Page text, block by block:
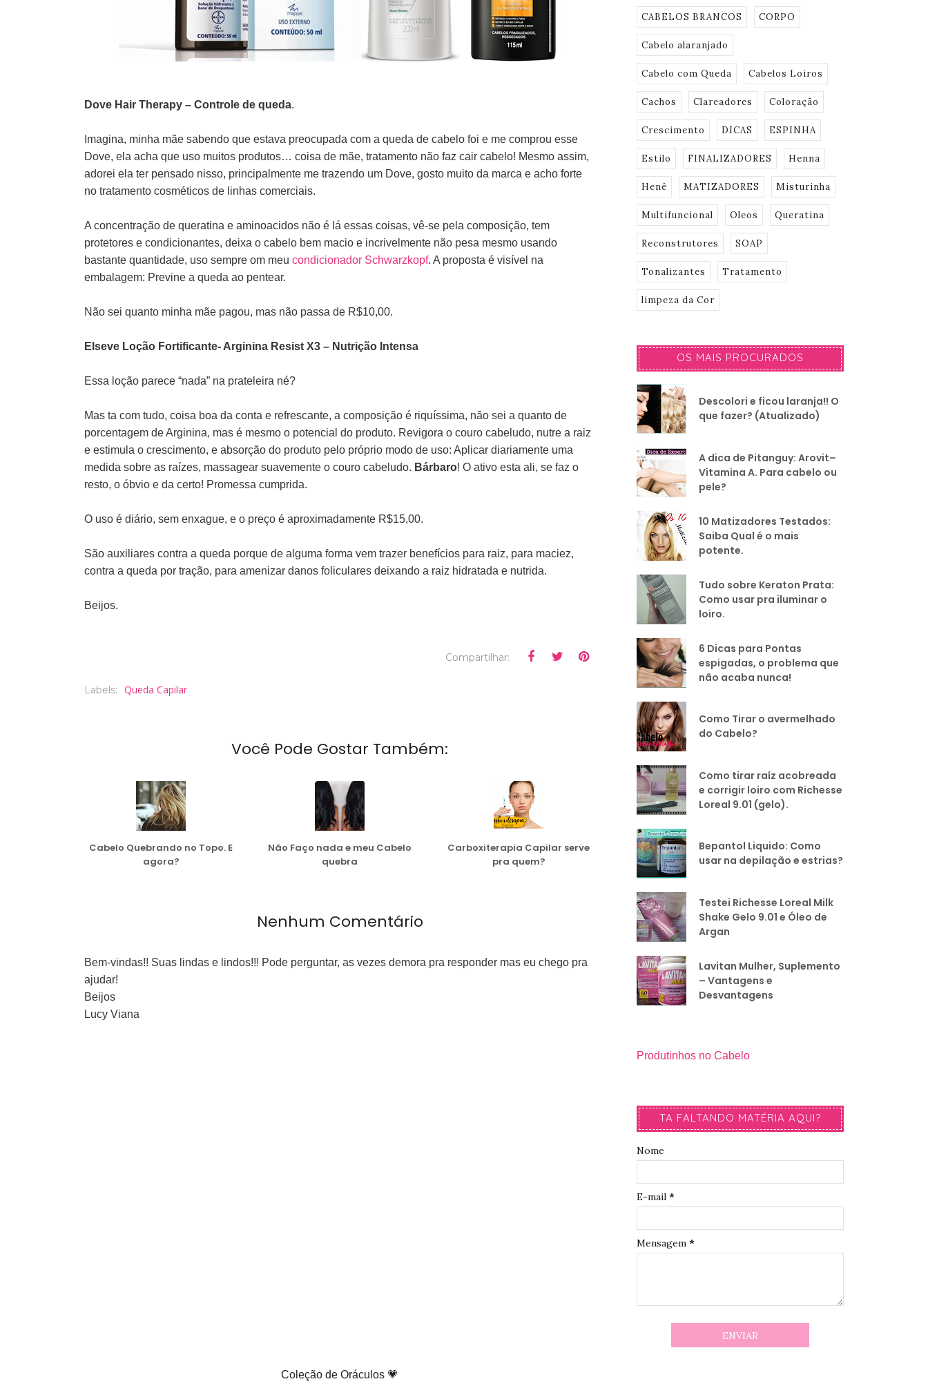
Dove Hair Therapy – Controle de queda.
Imagina, minha mãe sabendo que estava preocupada com a queda de cabelo foi e me comprou esse
Dove, ela acha que uso muitos produtos… coisa de mãe, tratamento não faz cair cabelo! Mesmo assim,
adorei ela ter pensado nisso, principalmente me trazendo um Dove, gosto muito da marca e acho forte
no tratamento cosméticos de linhas comerciais.
A concentração de queratina e aminoacidos não é lá essas coisas, vê-se pela composição, tem
protetores e condicionantes, deixa o cabelo bem macio e incrivelmente não pesa mesmo usando
bastante quantidade, uso sempre om meu condicionador Schwarzkopf. A proposta é visível na
embalagem: Previne a queda ao pentear.
Não sei quanto minha mãe pagou, mas não passa de R$10,00.
Elseve Loção Fortificante- Arginina Resist X3 – Nutrição Intensa
Essa loção parece “nada” na prateleira né?
Mas ta com tudo, coisa boa da conta e refrescante, a composição é riquíssima, não sei a quanto de
porcentagem de Arginina, mas é mesmo o potencial do produto. Revigora o couro cabeludo, nutre a raiz
e estimula o crescimento, e absorção do produto pelo próprio modo de uso: Aplicar diariamente uma
medida sobre as raízes, massagear suavemente o couro cabeludo. Bárbaro! O ativo esta ali, se faz o
resto, o óbvio e da certo! Promessa cumprida.
O uso é diário, sem enxague, e o preço é aproximadamente R$15,00.
São auxiliares contra a queda porque de alguma forma vem trazer benefícios para raiz, para maciez,
contra a queda por tração, para amenizar danos foliculares deixando a raiz hidratada e nutrida.
Beijos.
Compartilhar:
Labels: Queda Capilar
Você Pode Gostar Também:
Cabelo Quebrando no Topo. E
agora?
Não Faço nada e meu Cabelo
quebra
Carboxiterapia Capilar serve
pra quem?
Nenhum Comentário
Bem-vindas!! Suas lindas e lindos!!! Pode perguntar, as vezes demora pra responder mas eu chego pra
ajudar!
Beijos
Lucy Viana
Coleção de Oráculos 💗
CABELOS BRANCOS CORPO
Cabelo alaranjado
Cabelo com Queda Cabelos Loiros
Cachos Clareadores Coloração
Crescimento DICAS ESPINHA
Estilo FINALIZADORES Henna
Henê MATIZADORES Misturinha
Multifuncional Oleos Queratina
Reconstrutores SOAP
Tonalizantes Tratamento
limpeza da Cor
OS MAIS PROCURADOS
Descolori e ficou laranja!! O
que fazer? (Atualizado)
A dica de Pitanguy: Arovit–
Vitamina A. Para cabelo ou
pele?
10 Matizadores Testados:
Saiba Qual é o mais
potente.
Tudo sobre Keraton Prata:
Como usar pra iluminar o
loiro.
6 Dicas para Pontas
espigadas, o problema que
não acaba nunca!
Como Tirar o avermelhado
do Cabelo?
Como tirar raíz acobreada
e corrigir loiro com Richesse
Loreal 9.01 (gelo).
Bepantol Liquido: Como
usar na depilação e estrias?
Testei Richesse Loreal Milk
Shake Gelo 9.01 e Óleo de
Argan
Lavitan Mulher, Suplemento
– Vantagens e
Desvantagens
Produtinhos no Cabelo
TA FALTANDO MATÉRIA AQUI?
Nome
E-mail *
Mensagem *